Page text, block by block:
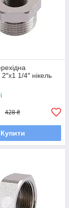
1/4″ нікель
428 ₴
Купити